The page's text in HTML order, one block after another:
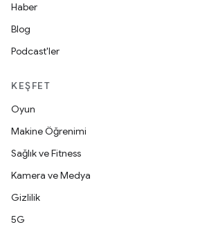
Haber
Blog
Podcast'ler
KEŞFET
Oyun
Makine Öğrenimi
Sağlık ve Fitness
Kamera ve Medya
Gizlilik
5G